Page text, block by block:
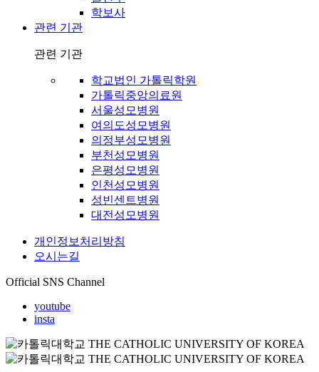
학보사
관련 기관
관련 기관
학교법인 가톨릭학원
가톨릭중앙의료원
서울성모병원
여의도성모병원
의정부성모병원
부천성모병원
은평성모병원
인천성모병원
성빈센트병원
대전성모병원
개인정보처리방침
오시는길
Official SNS Channel
youtube
insta